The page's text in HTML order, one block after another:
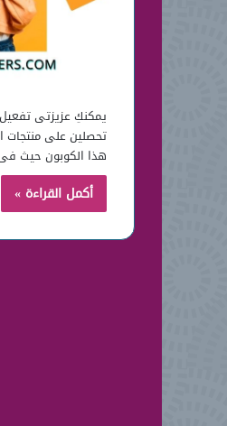
تحصلين على منتجات
هذا الكوبون حيث
أكمل القراءة »